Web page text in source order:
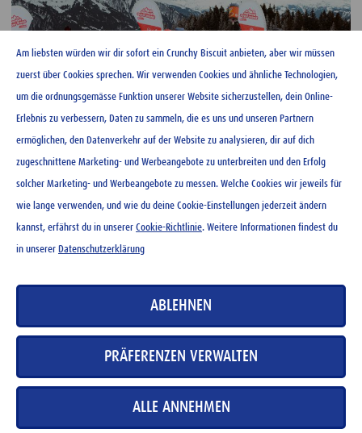
Hast du die zwei Ovo Gondeli in Arosa bereits entdeckt? Falls nicht,
ab nach Arosa und viel Spass!
Am liebsten würden wir dir sofort ein Crunchy Biscuit anbieten, aber wir müssen
zuerst über Cookies sprechen. Wir verwenden Cookies und ähnliche Technologien,
um die ordnungsgemässe Funktion unserer Website sicherzustellen, dein Online-
Erlebnis zu verbessern, Daten zu sammeln, die es uns und unseren Partnern
ermöglichen, den Datenverkehr auf der Website zu analysieren, dir auf dich
zugeschnittene Marketing- und Werbeangebote zu unterbreiten und den Erfolg
solcher Marketing- und Werbeangebote zu messen. Welche Cookies wir jeweils für
wie lange verwenden, und wie du deine Cookie-Einstellungen jederzeit ändern
kannst, erfährst du in unserer Cookie-Richtlinie. Weitere Informationen findest du
in unserer Datenschutzerklärung
ABLEHNEN
PRÄFERENZEN VERWALTEN
ALLE ANNEHMEN